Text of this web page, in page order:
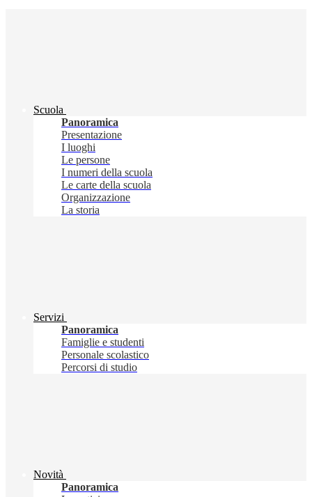
Scuola
Panoramica
Presentazione
I luoghi
Le persone
I numeri della scuola
Le carte della scuola
Organizzazione
La storia
Servizi
Panoramica
Famiglie e studenti
Personale scolastico
Percorsi di studio
Novità
Panoramica